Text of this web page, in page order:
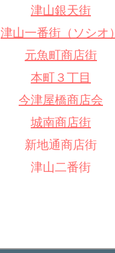
津山銀天街
津山一番街（ソシオ）
元魚町商店街
本町３丁目
今津屋橋商店会
城南商店街
新地通商店街
津山二番街